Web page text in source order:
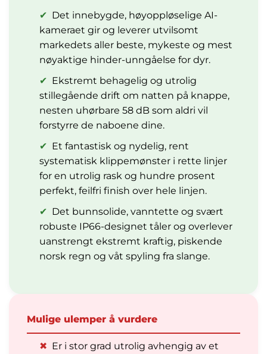
✔ Det innebygde, høyoppløselige AI-
kameraet gir og leverer utvilsomt
markedets aller beste, mykeste og mest
nøyaktige hinder-unngåelse for dyr.
✔ Ekstremt behagelig og utrolig
stillegående drift om natten på knappe,
nesten uhørbare 58 dB som aldri vil
forstyrre de naboene dine.
✔ Et fantastisk og nydelig, rent
systematisk klippemønster i rette linjer
for en utrolig rask og hundre prosent
perfekt, feilfri finish over hele linjen.
✔ Det bunnsolide, vanntette og svært
robuste IP66-designet tåler og overlever
uanstrengt ekstremt kraftig, piskende
norsk regn og våt spyling fra slange.
Mulige ulemper å vurdere
✖ Er i stor grad utrolig avhengig av et